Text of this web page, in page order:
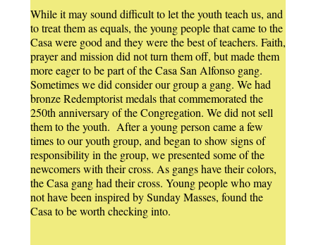
While it may sound difficult to let the youth teach us, and
to treat them as equals, the young people that came to the
Casa were good and they were the best of teachers. Faith,
prayer and mission did not turn them off, but made them
more eager to be part of the Casa San Alfonso gang.
Sometimes we did consider our group a gang. We had
bronze Redemptorist medals that commemorated the
250th anniversary of the Congregation. We did not sell
them to the youth. After a young person came a few
times to our youth group, and began to show signs of
responsibility in the group, we presented some of the
newcomers with their cross. As gangs have their colors,
the Casa gang had their cross. Young people who may
not have been inspired by Sunday Masses, found the
Casa to be worth checking into.